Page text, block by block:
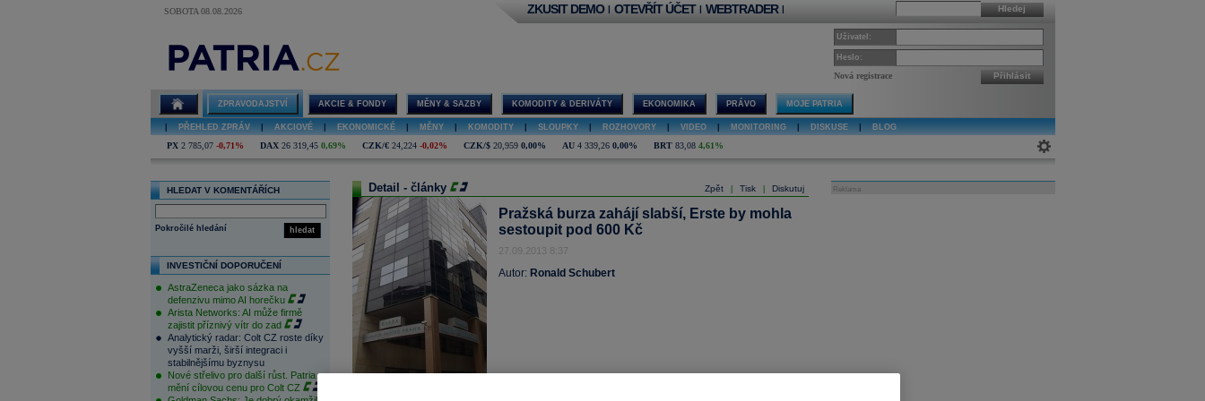
SOBOTA 08.08.2026 Hledej
ZKUSIT DEMO | OTEVŘÍT ÚČET | WEBTRADER |
Uživatel:
Heslo:
Nová registrace Přihlásit
ZPRAVODAJSTVÍ AKCIE & FONDY MĚNY & SAZBY KOMODITY & DERIVÁTY EKONOMIKA PRÁVO MOJE PATRIA
PŘEHLED ZPRÁV AKCIOVÉ EKONOMICKÉ MĚNY KOMODITY SLOUPKY ROZHOVORY VIDEO MONITORING DISKUSE BLOG
PX 2 785,07 -0,71% DAX 26 319,45 0,69% CZK/€ 24,224 -0,02% CZK/$ 20,959 0,00% AU 4 339,26 0,00% BRT 83,08 4,61%
HLEDAT V KOMENTÁŘÍCH
hledat
Pokročilé hledání
INVESTIČNÍ DOPORUČENÍ
AstraZeneca jako sázka na
defenzivu mimo AI horečku
Arista Networks: AI může firmě
zajistit příznivý vítr do zad
Analytický radar: Colt CZ roste díky
vyšší marži, širší integraci i
stabilnějšímu byznysu
Nové střelivo pro další růst. Patria
mění cílovou cenu pro Colt CZ
Zpět Tisk Diskutuj
Detail - články
Pražská burza zahájí slabší, Erste by mohla
sestoupit pod 600 Kč
27.09.2013 8:37
Autor: Ronald Schubert
Reklama